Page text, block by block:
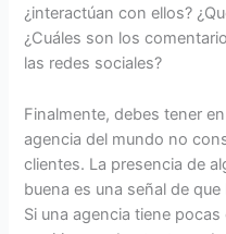
¿interactúan con ellos?
¿Cuáles son los
las redes sociales?
Finalmente, debes tener
agencia del mundo no
clientes. La presencia de
buena es una señal de
Si una agencia tiene